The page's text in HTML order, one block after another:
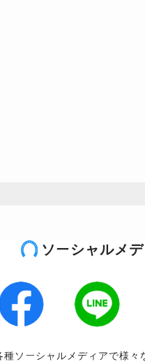
ソーシャルメ
Facebook LINE
ソーシャルメディアで様々